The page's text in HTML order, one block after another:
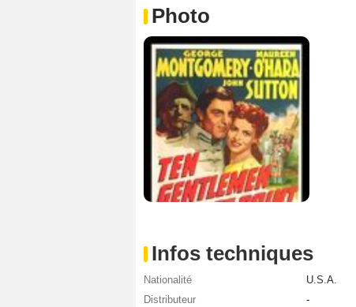
Photo
Infos techniques
Nationalité
U.S.A.
Distributeur
-